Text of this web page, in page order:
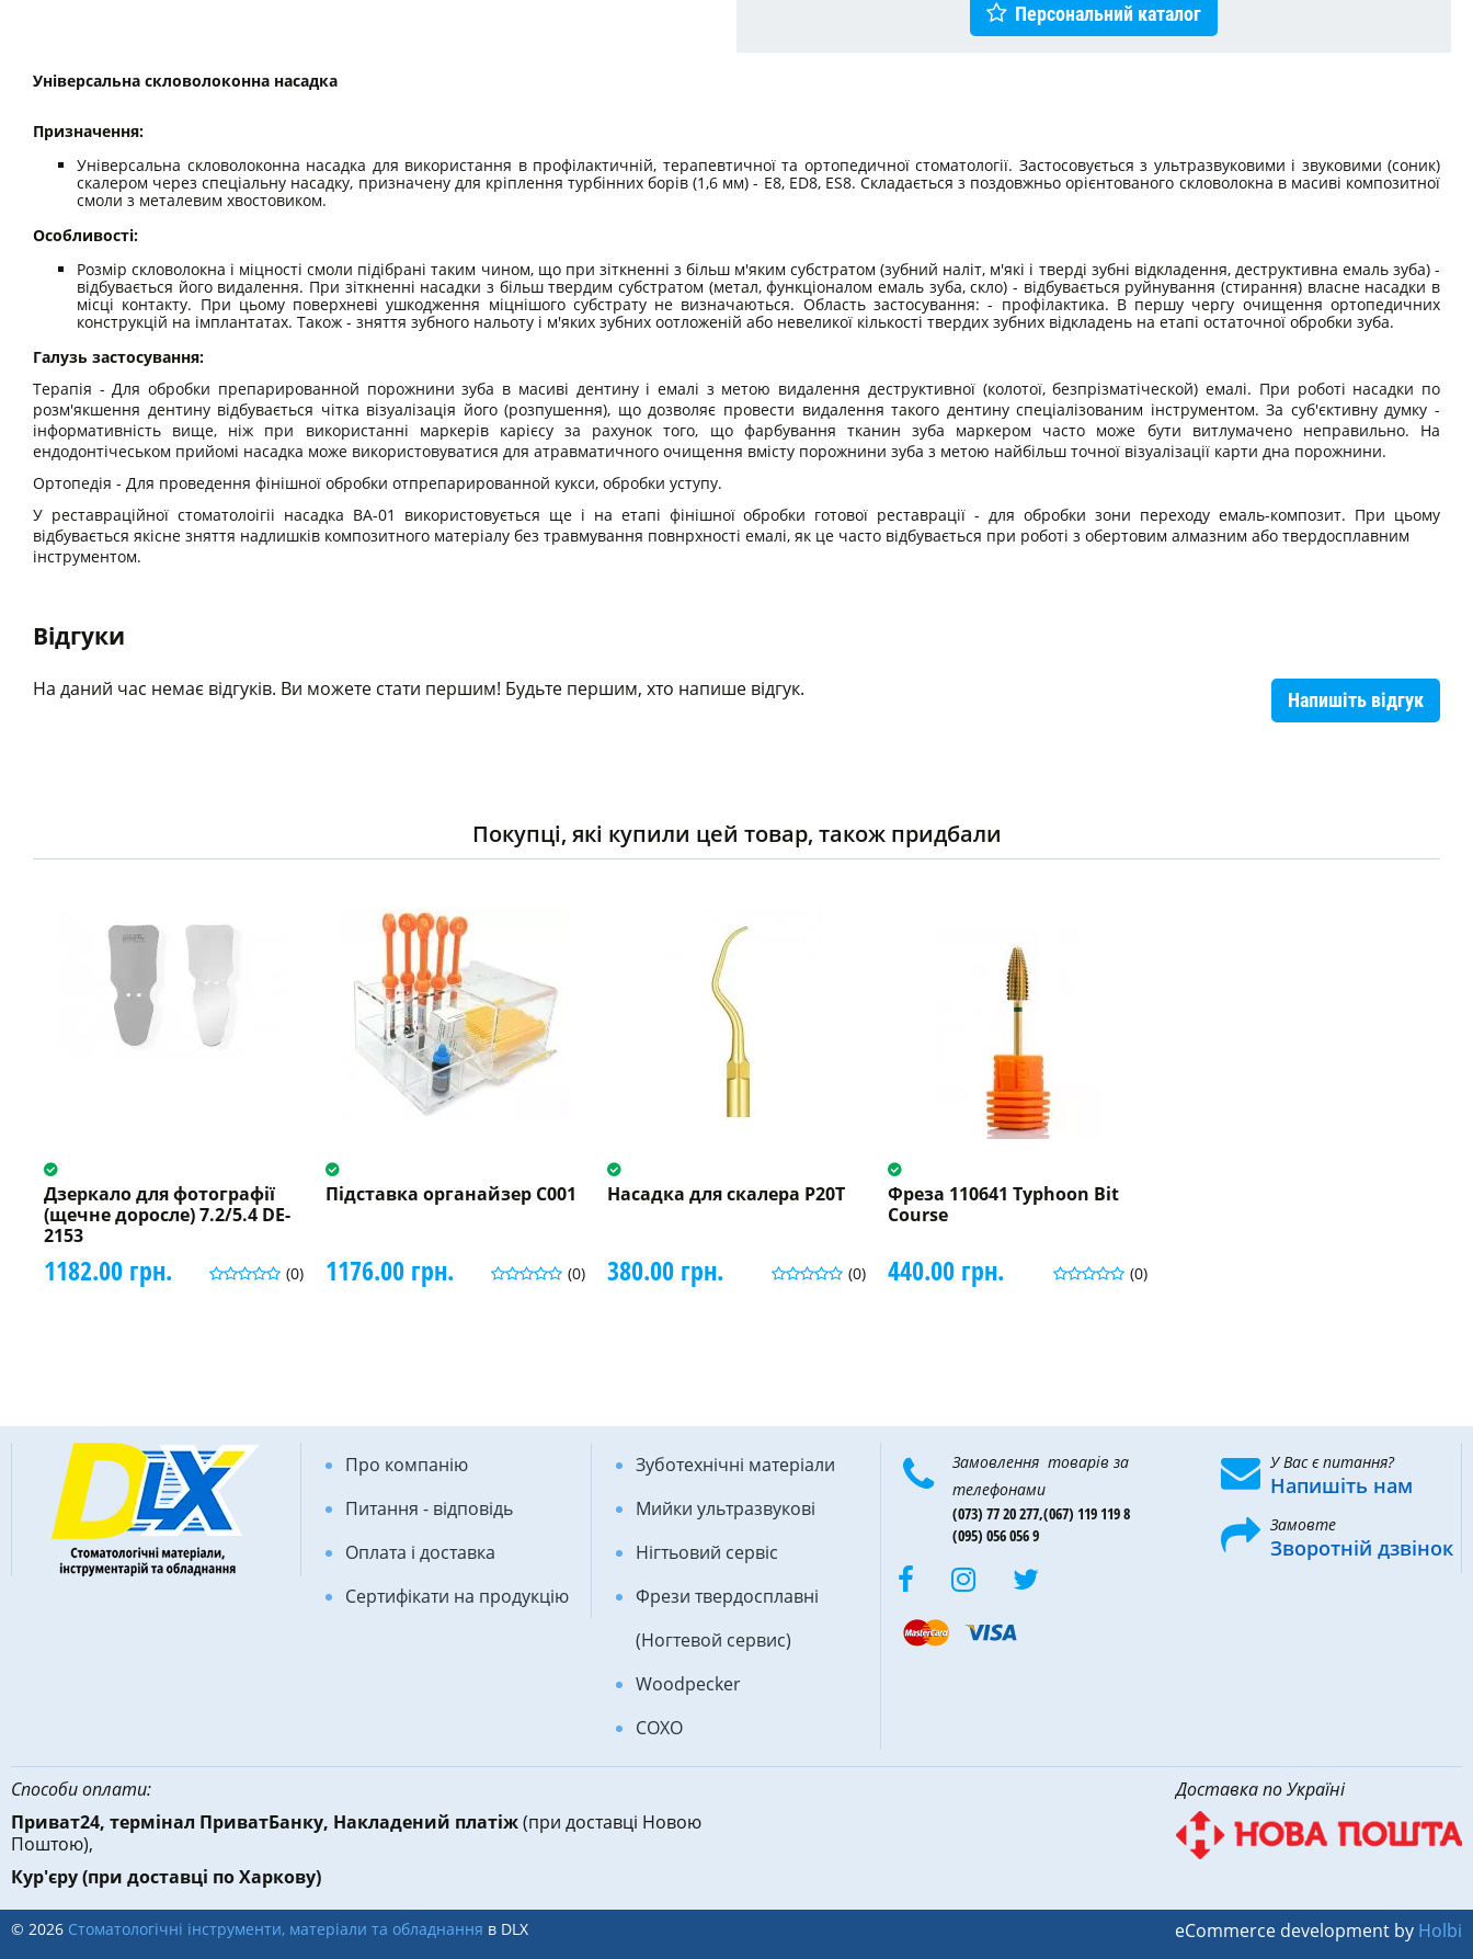
Персональний каталог
Універсальна скловолоконна насадка
Призначення:
Універсальна скловолоконна насадка для використання в профілактичній, терапевтичної та ортопедичної стоматології. Застосовується з ультразвуковими і звуковими (соник)
скалером через спеціальну насадку, призначену для кріплення турбінних борів (1,6 мм) - E8, ED8, ES8. Складається з поздовжньо орієнтованого скловолокна в масиві композитної
смоли з металевим хвостовиком.
Особливості:
Розмір скловолокна і міцності смоли підібрані таким чином, що при зіткненні з більш м'яким субстратом (зубний наліт, м'які і тверді зубні відкладення, деструктивна емаль зуба) -
відбувається його видалення. При зіткненні насадки з більш твердим субстратом (метал, функціоналом емаль зуба, скло) - відбувається руйнування (стирання) власне насадки в
місці контакту. При цьому поверхневі ушкодження міцнішого субстрату не визначаються. Область застосування: - профілактика. В першу чергу очищення ортопедичних
конструкцій на імплантатах. Також - зняття зубного нальоту і м'яких зубних оотложеній або невеликої кількості твердих зубних відкладень на етапі остаточної обробки зуба.
Галузь застосування:
Терапія - Для обробки препарированной порожнини зуба в масиві дентину і емалі з метою видалення деструктивної (колотої, безпрізматіческой) емалі. При роботі насадки по
розм'якшення дентину відбувається чітка візуалізація його (розпушення), що дозволяє провести видалення такого дентину спеціалізованим інструментом. За суб'єктивну думку -
інформативність вище, ніж при використанні маркерів карієсу за рахунок того, що фарбування тканин зуба маркером часто може бути витлумачено неправильно. На
ендодонтічеськом прийомі насадка може використовуватися для атравматичного очищення вмісту порожнини зуба з метою найбільш точної візуалізації карти дна порожнини.
Ортопедія - Для проведення фінішної обробки отпрепарированной кукси, обробки уступу.
У реставраційної стоматолоігіі насадка ВА-01 використовується ще і на етапі фінішної обробки готової реставрації - для обробки зони переходу емаль-композит. При цьому
відбувається якісне зняття надлишків композитного матеріалу без травмування повнрхності емалі, як це часто відбувається при роботі з обертовим алмазним або твердосплавним
інструментом.
Відгуки
Напишіть відгук
На даний час немає відгуків. Ви можете стати першим! Будьте першим, хто напише відгук.
Покупці, які купили цей товар, також придбали
Дзеркало для фотографії
(щечне доросле) 7.2/5.4 DE-
2153
(0)
1182.00 грн.
Підставка органайзер C001
(0)
1176.00 грн.
Насадка для скалера P20T
(0)
380.00 грн.
Фреза 110641 Typhoon Bit
Course
(0)
440.00 грн.
Про компанію
Питання - відповідь
Оплата і доставка
Сертифікати на продукцію
Зуботехнічні матеріали
Мийки ультразвукові
Нігтьовий сервіс
Фрези твердосплавні
(Ногтевой сервис)
Woodpecker
COXO
Замовлення товарів за
телефонами
(073) 77 20 277,(067) 119 119 8
(095) 056 056 9
У Вас є питання?
Напишіть нам
Замовте
Зворотній дзвінок
Способи оплати:
Приват24, термінал ПриватБанку, Накладений платіж(при доставці Новою
Поштою),
Кур'єру(при доставці по Харкову)
Доставка по Україні
© 2026 Стоматологічні інструменти, матеріали та обладнання в DLX eCommerce development by Holbi